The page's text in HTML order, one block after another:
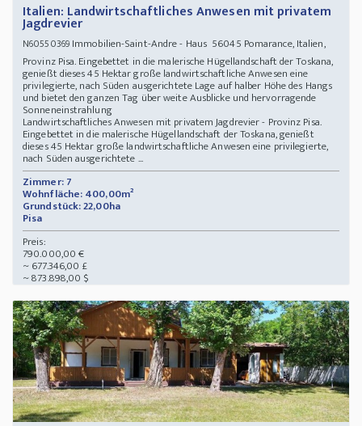
Italien: Landwirtschaftliches Anwesen mit privatem
Jagdrevier
N60550369Immobilien-Saint-Andre - Haus 56045 Pomarance, Italien,
Provinz Pisa. Eingebettet in die malerische Hügellandschaft der Toskana,
genießt dieses 45 Hektar große landwirtschaftliche Anwesen eine
privilegierte, nach Süden ausgerichtete Lage auf halber Höhe des Hangs
und bietet den ganzen Tag über weite Ausblicke und hervorragende
Sonneneinstrahlung
Landwirtschaftliches Anwesen mit privatem Jagdrevier - Provinz Pisa.
Eingebettet in die malerische Hügellandschaft der Toskana, genießt
dieses 45 Hektar große landwirtschaftliche Anwesen eine privilegierte,
nach Süden ausgerichtete ...
Zimmer: 7
Wohnfläche: 400,00m²
Grundstück: 22,00ha
Pisa
Preis:
790.000,00 €
~ 677.346,00 £
~ 873.898,00 $